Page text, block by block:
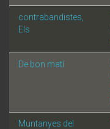
contrabandistes,
Els
De bon matí
Muntanyes del